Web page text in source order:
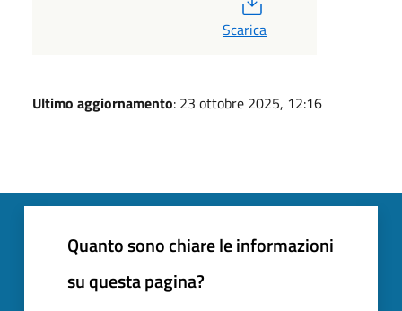
Scarica
Ultimo aggiornamento: 23 ottobre 2025, 12:16
Quanto sono chiare le informazioni
su questa pagina?